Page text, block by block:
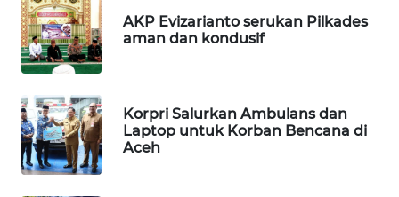
AKP Evizarianto serukan Pilkades
aman dan kondusif
Korpri Salurkan Ambulans dan
Laptop untuk Korban Bencana di
Aceh
NEWS
SITUNGIR
NEWS
SIDIKALANG
NEWS